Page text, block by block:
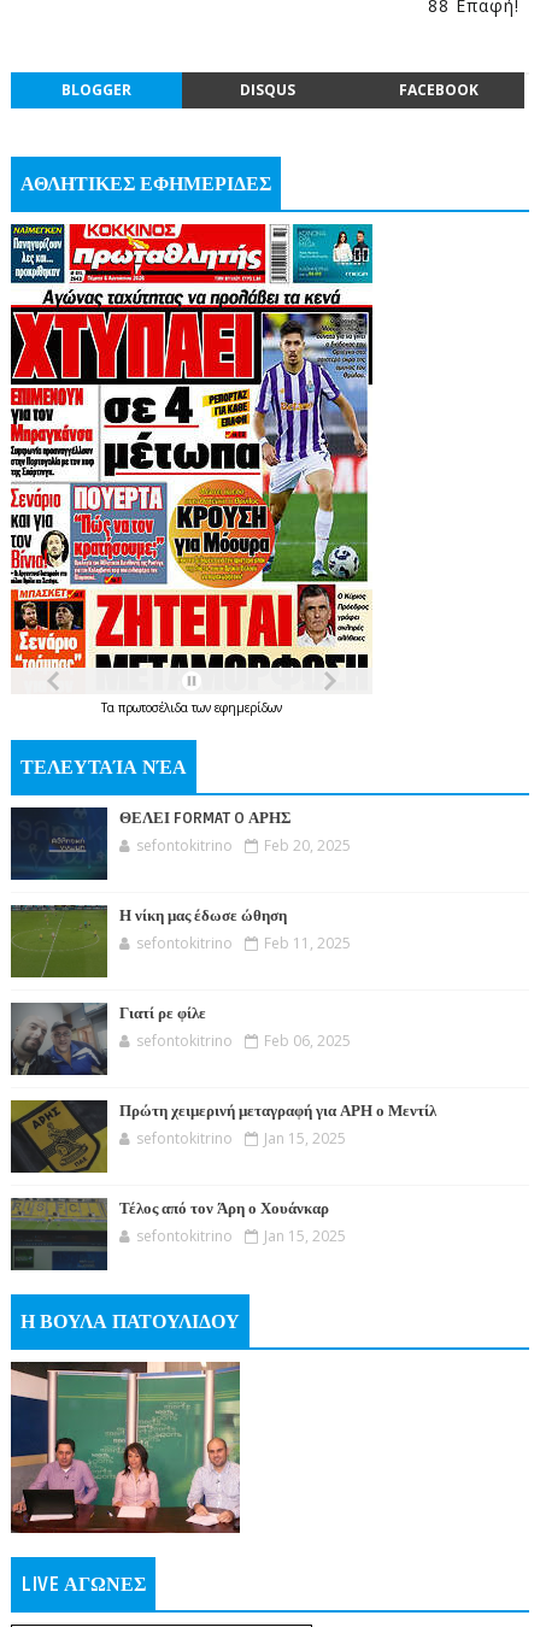
88 Επαφή!
BLOGGER DISQUS FACEBOOK
ΑΘΛΗΤΙΚΕΣ ΕΦΗΜΕΡΙΔΕΣ
Τα πρωτοσέλιδατων εφημερίδων
ΤΕΛΕΥΤΑΊΑ ΝΈΑ
ΘΕΛΕΙ FORMAT O ΑΡΗΣ
sefontokitrino Feb 20, 2025
Η νίκη μας έδωσε ώθηση
sefontokitrino Feb 11, 2025
Γιατί ρε φίλε
sefontokitrino Feb 06, 2025
Πρώτη χειμερινή μεταγραφή για ΑΡΗ ο Μεντίλ
sefontokitrino Jan 15, 2025
Τέλος από τον Άρη ο Χουάνκαρ
sefontokitrino Jan 15, 2025
Η ΒΟΥΛΑ ΠΑΤΟΥΛΙΔΟΥ
LIVE ΑΓΩΝΕΣ